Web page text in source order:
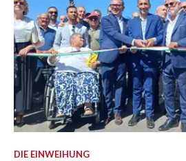
DIE EINWEIHUNG